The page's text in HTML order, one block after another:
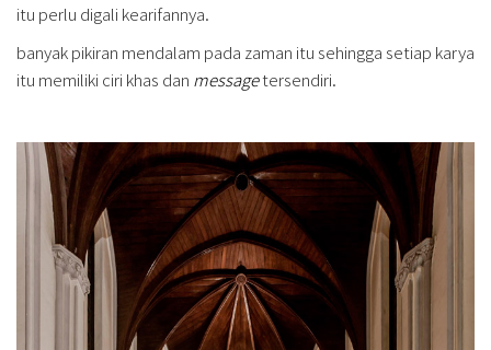
itu perlu digali kearifannya.
banyak pikiran mendalam pada zaman itu sehingga setiap karya
itu memiliki ciri khas dan messagetersendiri.